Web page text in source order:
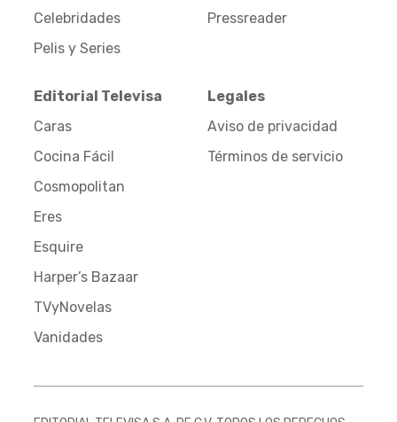
Celebridades
Pelis y Series
Pressreader
Editorial Televisa
Caras
Cocina Fácil
Cosmopolitan
Eres
Esquire
Harper’s Bazaar
TVyNovelas
Vanidades
Legales
Aviso de privacidad
Términos de servicio